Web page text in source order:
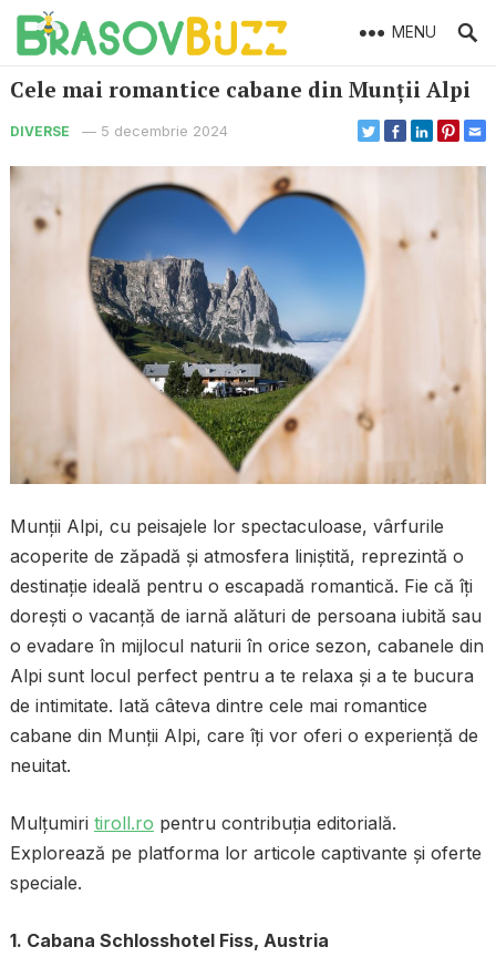
MENU
Cele mai romantice cabane din Munții Alpi
DIVERSE — 5 decembrie 2024
Munții Alpi, cu peisajele lor spectaculoase, vârfurile
acoperite de zăpadă și atmosfera liniștită, reprezintă o
destinație ideală pentru o escapadă romantică. Fie că îți
dorești o vacanță de iarnă alături de persoana iubită sau
o evadare în mijlocul naturii în orice sezon, cabanele din
Alpi sunt locul perfect pentru a te relaxa și a te bucura
de intimitate. Iată câteva dintre cele mai romantice
cabane din Munții Alpi, care îți vor oferi o experiență de
neuitat.
Mulțumiri tiroll.ro pentru contribuția editorială.
Explorează pe platforma lor articole captivante și oferte
speciale.
1. Cabana Schlosshotel Fiss, Austria